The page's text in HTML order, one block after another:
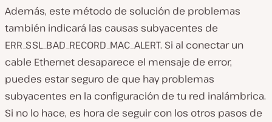
Además, este método de solución de problemas
también indicará las causas subyacentes de
ERR_SSL_BAD_RECORD_MAC_ALERT. Si al conectar un
cable Ethernet desaparece el mensaje de error,
puedes estar seguro de que hay problemas
subyacentes en la configuración de tu red inalámbrica.
Si no lo hace, es hora de seguir con los otros pasos de